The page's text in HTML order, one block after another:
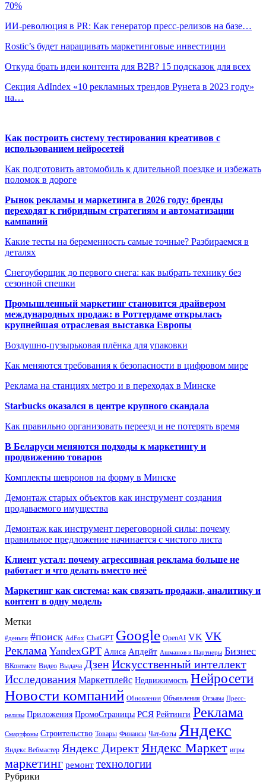
70%
ИИ-революция в PR: Как генератор пресс-релизов на базе…
Rostic’s будет наращивать маркетинговые инвестиции
Откуда брать идеи контента для B2B? 15 подсказок для всех
Секция AdIndex «10 рекламных трендов Рунета в 2023 году»
на…
Как построить систему тестирования креативов с
использованием нейросетей
Как подготовить автомобиль к длительной поездке и избежать
поломок в дороге
Рынок рекламы и маркетинга в 2026 году: бренды
переходят к гибридным стратегиям и автоматизации
кампаний
Какие тесты на беременность самые точные? Разбираемся в
деталях
Снегоуборщик до первого снега: как выбрать технику без
сезонной спешки
Промышленный маркетинг становится драйвером
международных продаж: в Роттердаме открылась
крупнейшая отраслевая выставка Европы
Воздушно-пузырьковая плёнка для упаковки
Как меняются требования к безопасности в цифровом мире
Реклама на станциях метро и в переходах в Минске
Starbucks оказался в центре крупного скандала
Как правильно организовать переезд и не потерять время
В Беларуси меняются подходы к маркетингу и
продвижению товаров
Комплекты шевронов на форму в Минске
Демонтаж старых объектов как инструмент создания
продаваемого имущества
Демонтаж как инструмент переговорной силы: почему
правильное предложение начинается с чистого листа
Клиент устал: почему агрессивная реклама больше не
работает и что делать вместо неё
Маркетинг как система: как связать продажи, аналитику и
контент в одну модель
Метки
#деньги #поиск AdFox ChatGPT Google OpenAI VK VK
Реклама YandexGPT Алиса Апдейт Ашманов и Партнеры Бизнес
ВКонтакте Видео Выдача ДзенИскусственный интеллект
Исследования Маркетплейс Недвижимость Нейросети
Новости компаний Обновления Объявления Отзывы Пресс-
релизы Приложения ПромоСтраницы РСЯ Рейтинги Реклама
Смартфоны Строительство Товары Финансы Чат-боты Яндекс
Яндекс.Вебмастер Яндекс Директ Яндекс Маркет игры
маркетинг ремонт технологии
Рубрики